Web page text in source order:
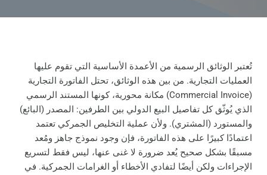
تُعتبر الوثائق الرسمية من الأعمدة الأساسية التي تقوم عليها
العمليات التجارية. من بين هذه الوثائق، تحتل الفاتورة التجارية
(Commercial Invoice) مكانة محورية، كونها المستند الرسمي
الذي يُوثّق كل تفاصيل البيع الدولي بين الطرفين: المصدر (البائع)
والمستورد (المشتري). ولأن عملية التخليص الجمركي تعتمد
اعتمادًا كبيرًا على هذه الفاتورة، فإن وجود نموذج جاهز ومُعد
مسبقًا بشكل صحيح يُعد ضرورة لا غنى عنها، ليس فقط لتسريع
الإجراءات ولكن أيضًا لتفادي الأخطاء أو الغرامات الجمركية. في